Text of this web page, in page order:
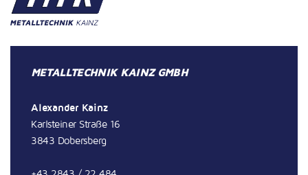
METALLTECHNIK KAINZ GMBH
Alexander Kainz
Karlsteiner Straße 16
3843 Dobersberg